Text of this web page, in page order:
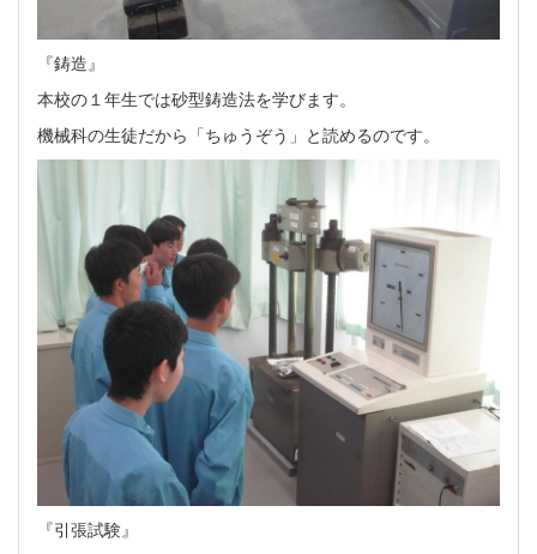
『鋳造』
本校の１年生では砂型鋳造法を学びます。
機械科の生徒だから「ちゅうぞう」と読めるのです。
『引張試験』